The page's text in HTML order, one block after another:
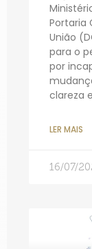
Portaria
União
para o
por
clareza
LER MAIS
16/07/